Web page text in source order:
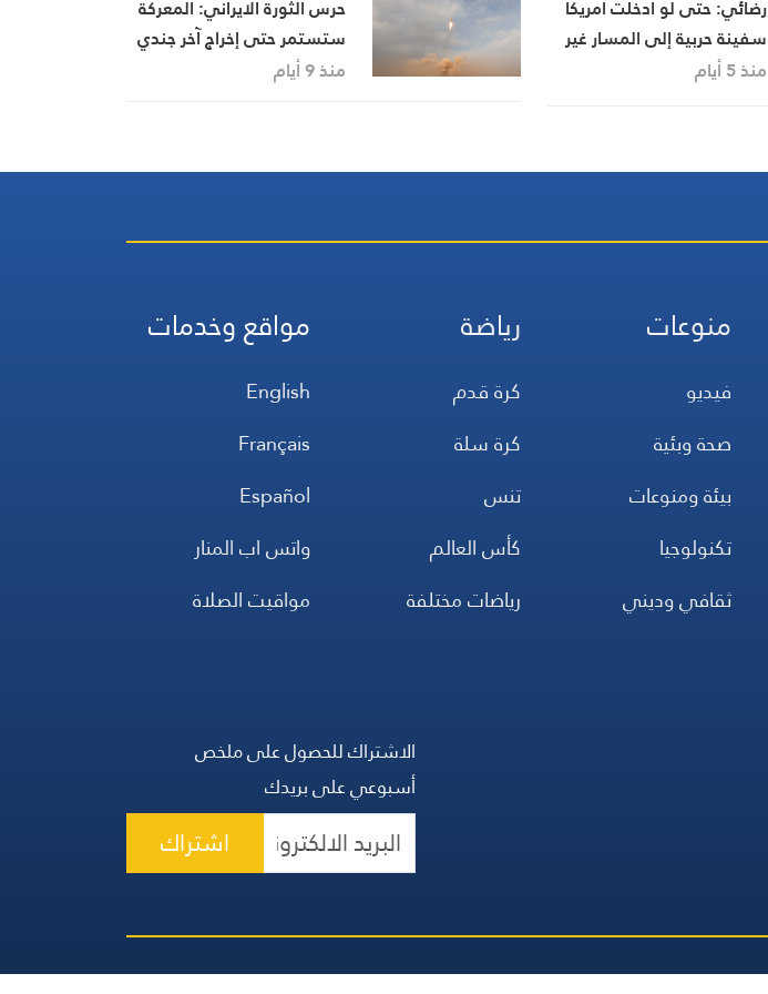
رضائي: حتى لو أدخلت أمريكا
سفينة حربية إلى المسار غير
القانوني في مضيق هرمز
منذ 5 أيام
حرس الثورة الايراني: المعركة
ستستمر حتى إخراج آخر جندي
أمريكي من الأراضي الإسلامية
منذ 9 أيام
منوعات
فيديو
صحة وبئية
بيئة ومنوعات
تكنولوجيا
ثقافي وديني
رياضة
كرة قدم
كرة سلة
تنس
كأس العالم
رياضات مختلفة
مواقع وخدمات
English
Français
Español
واتس اب المنار
مواقيت الصلاة
الاشتراك للحصول على ملخص
أسبوعي على بريدك
اشتراك